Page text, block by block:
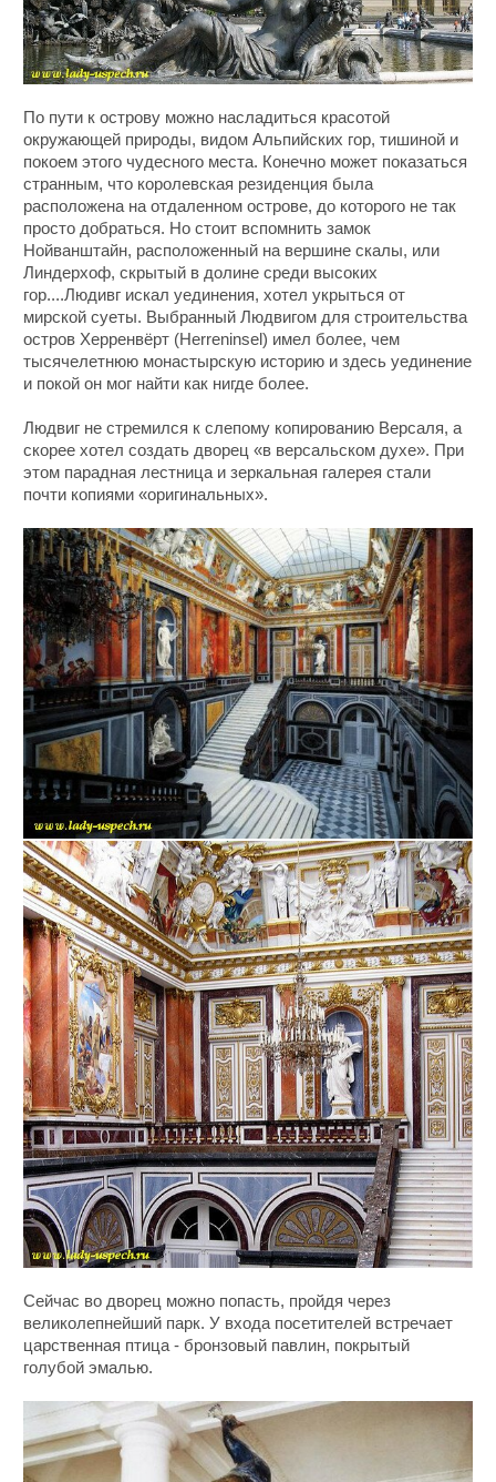
По пути к острову можно насладиться красотой
окружающей природы, видом Альпийских гор, тишиной и
покоем этого чудесного места. Конечно может показаться
странным, что королевская резиденция была
расположена на отдаленном острове, до которого не так
просто добраться. Но стоит вспомнить замок
Нойванштайн, расположенный на вершине скалы, или
Линдерхоф, скрытый в долине среди высоких
гор....Людивг искал уединения, хотел укрыться от
мирской суеты. Выбранный Людвигом для строительства
остров Херренвёрт (Herreninsel) имел более, чем
тысячелетнюю монастырскую историю и здесь уединение
и покой он мог найти как нигде более.
Людвиг не стремился к слепому копированию Версаля, а
скорее хотел создать дворец «в версальском духе». При
этом парадная лестница и зеркальная галерея стали
почти копиями «оригинальных».
Сейчас во дворец можно попасть, пройдя через
великолепнейший парк. У входа посетителей встречает
царственная птица - бронзовый павлин, покрытый
голубой эмалью.